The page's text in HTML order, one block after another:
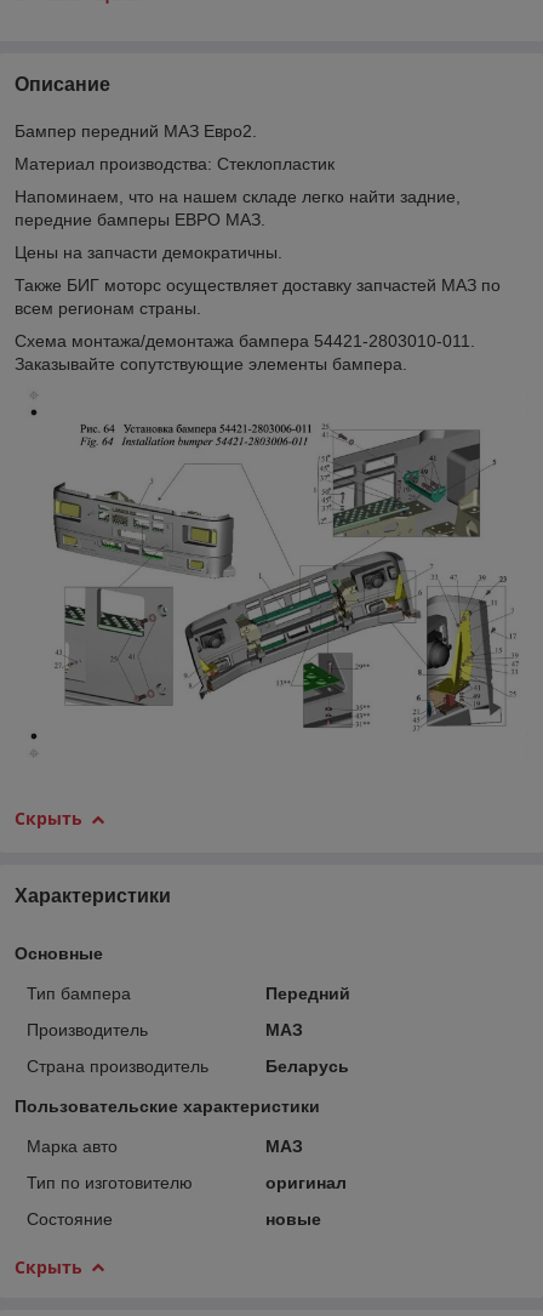
Описание
Бампер передний МАЗ Евро2.
Материал производства: Стеклопластик
Напоминаем, что на нашем складе легко найти задние,
передние бамперы ЕВРО МАЗ.
Цены на запчасти демократичны.
Также БИГ моторс осуществляет доставку запчастей МАЗ по
всем регионам страны.
Схема монтажа/демонтажа бампера 54421-2803010-011.
Заказывайте сопутствующие элементы бампера.
Скрыть
Характеристики
Основные
Тип бампера
Передний
Производитель
МАЗ
Страна производитель
Беларусь
Пользовательские характеристики
Марка авто
МАЗ
Тип по изготовителю
оригинал
Состояние
новые
Скрыть